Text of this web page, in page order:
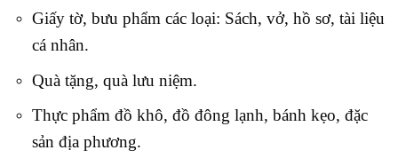
Giấy tờ, bưu phẩm các loại: Sách, vở, hồ sơ, tài liệu
cá nhân.
Quà tặng, quà lưu niệm.
Thực phẩm đồ khô, đồ đông lạnh, bánh kẹo, đặc
sản địa phương.